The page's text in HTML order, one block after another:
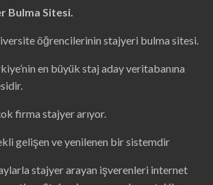
Bulma Sitesi.
öğrencilerinin stajyeri bulma sitesi.
en büyük staj aday veritabanına
firma stajyer arıyor.
gelişen ve yenilenen bir sistemdir
stajyer arayan işverenleri internet